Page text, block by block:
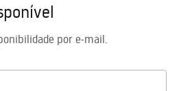
por e-mail.